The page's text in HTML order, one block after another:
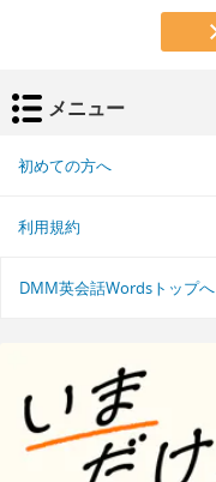
メニュー
初めての方へ
利用規約
DMM英会話Wordsトップへ